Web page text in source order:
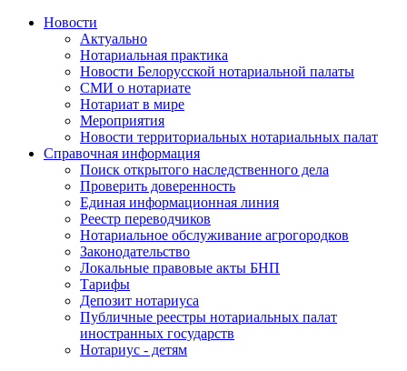
Новости
Актуально
Нотариальная практика
Новости Белорусской нотариальной палаты
СМИ о нотариате
Нотариат в мире
Мероприятия
Новости территориальных нотариальных палат
Справочная информация
Поиск открытого наследственного дела
Проверить доверенность
Единая информационная линия
Реестр переводчиков
Нотариальное обслуживание агрогородков
Законодательство
Локальные правовые акты БНП
Тарифы
Депозит нотариуса
Публичные реестры нотариальных палат
иностранных государств
Нотариус - детям